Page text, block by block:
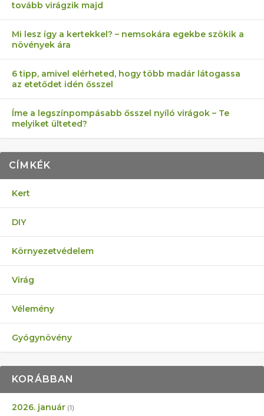
tovább virágzik majd
Mi lesz így a kertekkel? – nemsokára egekbe szökik a
növények ára
6 tipp, amivel elérheted, hogy több madár látogassa
az etetődet idén ősszel
Íme a legszínpompásabb ősszel nyíló virágok – Te
melyiket ülteted?
CÍMKÉK
Kert
DIY
Környezetvédelem
Virág
Vélemény
Gyógynövény
KORÁBBAN
2026. január (1)